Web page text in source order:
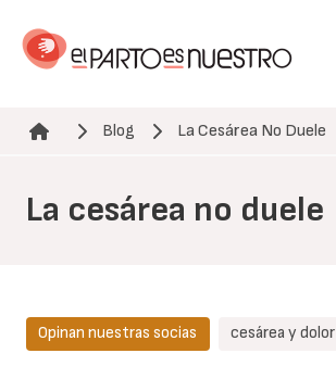
contenido
Ruta de navegación
Blog La Cesárea No Duele
La cesárea no duele
Opinan nuestras socias cesárea y dolor